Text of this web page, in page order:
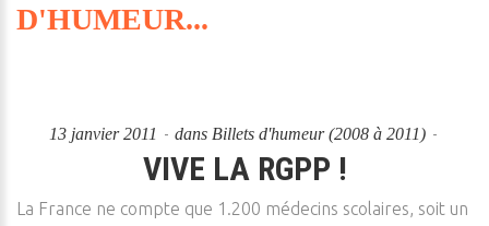
D'HUMEUR...
13 janvier 2011 dans Billets d'humeur (2008 à 2011)
VIVE LA RGPP !
La France ne compte que 1.200 médecins scolaires, soit un